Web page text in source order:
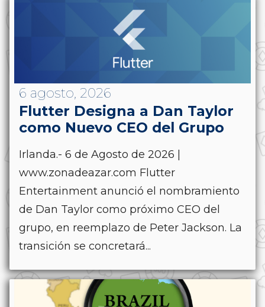
6 agosto, 2026
Flutter Designa a Dan Taylor
como Nuevo CEO del Grupo
Irlanda.- 6 de Agosto de 2026 |
www.zonadeazar.com Flutter
Entertainment anunció el nombramiento
de Dan Taylor como próximo CEO del
grupo, en reemplazo de Peter Jackson. La
transición se concretará...